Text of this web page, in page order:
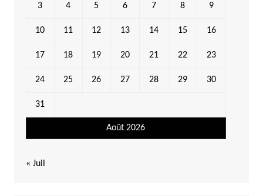
Août 2026
3 4 5 6 7 8 9
10 11 12 13 14 15 16
17 18 19 20 21 22 23
24 25 26 27 28 29 30
31
« Juil